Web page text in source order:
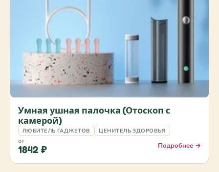
Умная ушная палочка (Отоскоп с
камерой)
ЛЮБИТЕЛЬ ГАДЖЕТОВ ЦЕНИТЕЛЬ ЗДОРОВЬЯ
от
1842 ₽ Подробнее →